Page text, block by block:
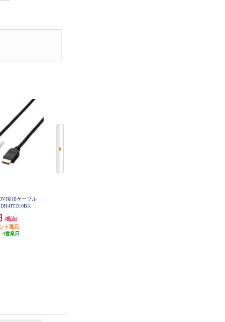
変換ケーブル
HTD10BK
(税込)
ト還元
3営業日